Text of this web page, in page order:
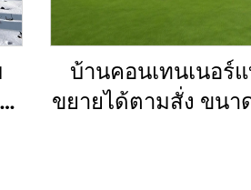
บ้านคอนเทนเนอร์
ขยายได้ตามสั่ง ขนา